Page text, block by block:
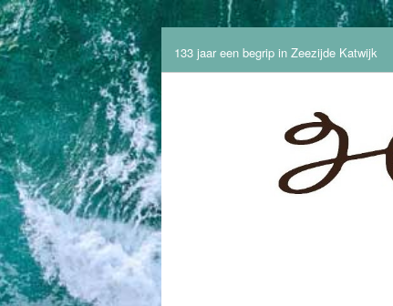
133 jaar een begrip in Zeezijde Katwijk